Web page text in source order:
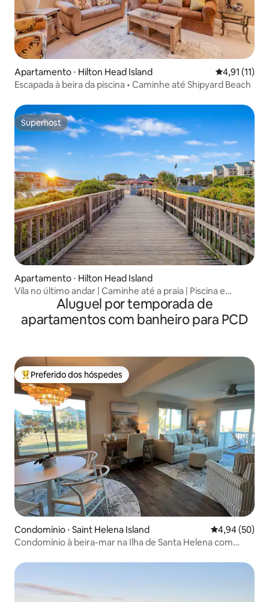
Apartamento ⋅ Hilton Head Island 4,91 de uma
4,91 (11)
Escapada à beira da piscina • Caminhe até Shipyard Beach
Superhost
Superhost
Apartamento ⋅ Hilton Head Island
Vila no último andar | Caminhe até a praia | Piscina e
quadra de tênisAluguel por temporada de
apartamentos com banheiro para PCD
Entre os melhores preferidos dos hóspedes
Preferido dos hóspedes
Condomínio ⋅ Saint Helena Island 4,94 de uma
4,94 (50)
Condomínio à beira-mar na Ilha de Santa Helena com